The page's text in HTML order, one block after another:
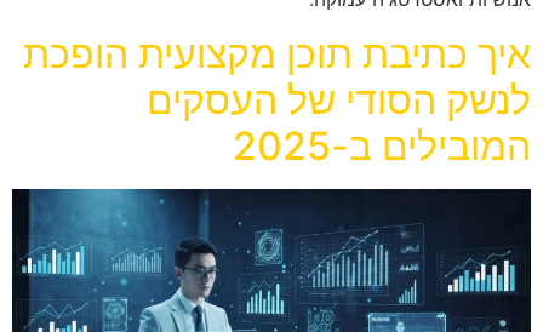
איך כתיבת תוכן מקצועית הופכת
לנשק הסודי של העסקים
המובילים ב-2025